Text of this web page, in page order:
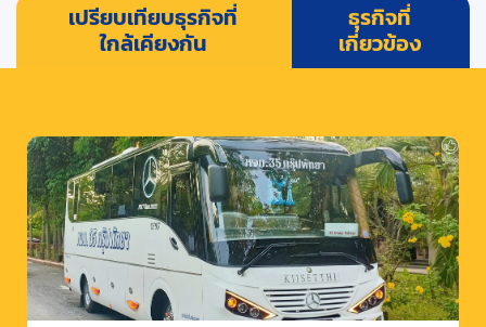
เปรียบเทียบธุรกิจที่
ใกล้เคียงกัน
ธุรกิจที่
เกี่ยวข้อง